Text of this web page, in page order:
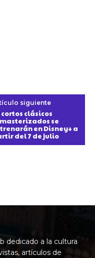
siguiente
cortos clásicos
se
en Disney+ a
del 7 de julio
dedicado a la cultura
artículos de